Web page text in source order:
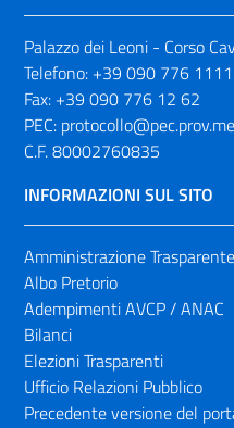
Palazzo dei Leoni - Corso
Telefono: +39 090 776 1111
Fax: +39 090 776 12 62
PEC:
C.F. 80002760835
INFORMAZIONI SUL SITO
Amministrazione Trasparente
Albo Pretorio
Adempimenti AVCP / ANAC
Bilanci
Elezioni Trasparenti
Ufficio Relazioni Pubblico
Precedente versione del